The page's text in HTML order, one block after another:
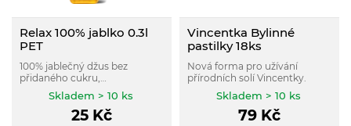
Relax 100% jablko 0.3l
PET
100% jablečný džus bez
přidaného cukru,
konzervantů, umělých barviv
a aromat.Skladem > 10 ks
25 Kč
Vincentka Bylinné
pastilky 18ks
Nová forma pro užívání
přírodních solí Vincentky.
Skladem > 10 ks
79 Kč